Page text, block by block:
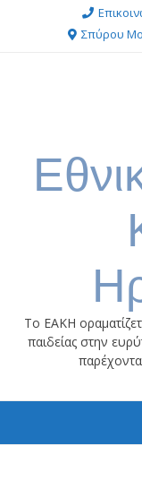
Σπύρου
Το ΕΑΚΗ
παιδείας στην